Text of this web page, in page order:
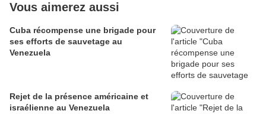
Vous aimerez aussi
Cuba récompense une brigade pour
ses efforts de sauvetage au
Venezuela
Rejet de la présence américaine et
israélienne au Venezuela